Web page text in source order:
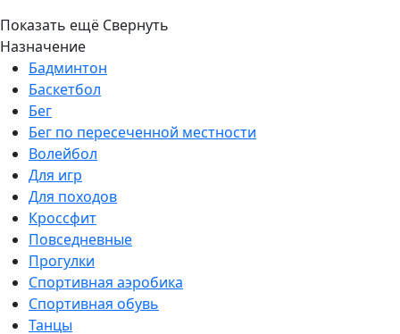
Показать ещё Свернуть
Назначение
Бадминтон
Баскетбол
Бег
Бег по пересеченной местности
Волейбол
Для игр
Для походов
Кроссфит
Повседневные
Прогулки
Спортивная аэробика
Спортивная обувь
Танцы